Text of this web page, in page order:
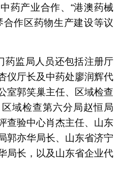
药产业合作、“港澳药械
合作区药物生产建设等议
药监局人员还包括注册厅
仪厅长及中药处廖润辉代
室郭笑巢主任、区域检查
域检查第六分局赵恒局
查验中心肖杰主任、山东
郭亦华局长、山东省济宁
局长，以及山东省企业代